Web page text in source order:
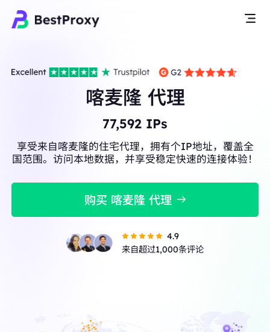
喀麦隆 代理
77,592 IPs
享受来自喀麦隆的住宅代理，拥有个IP地址，覆盖全
国范围。访问本地数据，并享受稳定快速的连接体验！
购买 喀麦隆 代理
4.9
来自超过1,000条评论